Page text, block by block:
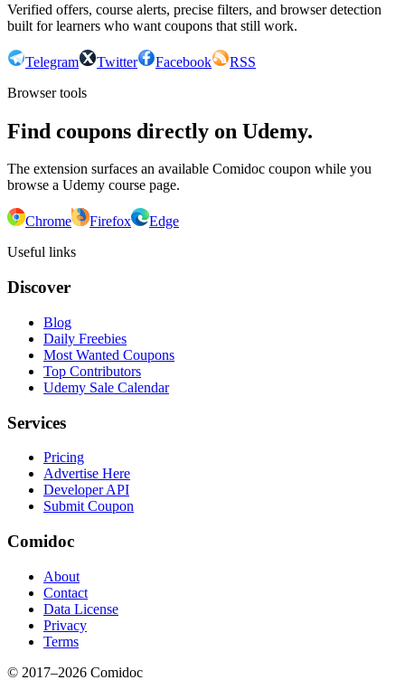
Verified offers, course alerts, precise filters, and browser detection
built for learners who want coupons that still work.
Telegram Twitter Facebook
RSS
Browser tools
Find coupons directly on Udemy.
The extension surfaces an available Comidoc coupon while you
browse a Udemy course page.
Chrome Firefox
Edge
Useful links
Discover
Blog
Daily Freebies
Most Wanted Coupons
Top Contributors
Udemy Sale Calendar
Services
Pricing
Advertise Here
Developer API
Submit Coupon
Comidoc
About
Contact
Data License
Privacy
Terms
© 2017–2026 Comidoc